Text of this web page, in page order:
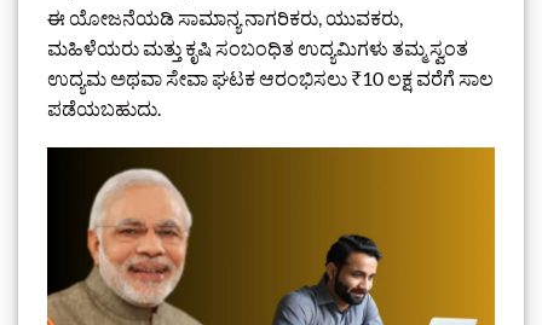
ಈ ಯೋಜನೆಯಡಿ ಸಾಮಾನ್ಯ ನಾಗರಿಕರು, ಯುವಕರು,
ಮಹಿಳೆಯರು ಮತ್ತು ಕೃಷಿ ಸಂಬಂಧಿತ ಉದ್ಯಮಿಗಳು ತಮ್ಮ ಸ್ವಂತ
ಉದ್ಯಮ ಅಥವಾ ಸೇವಾ ಘಟಕ ಆರಂಭಿಸಲು ₹10 ಲಕ್ಷ ವರೆಗೆ ಸಾಲ
ಪಡೆಯಬಹುದು.